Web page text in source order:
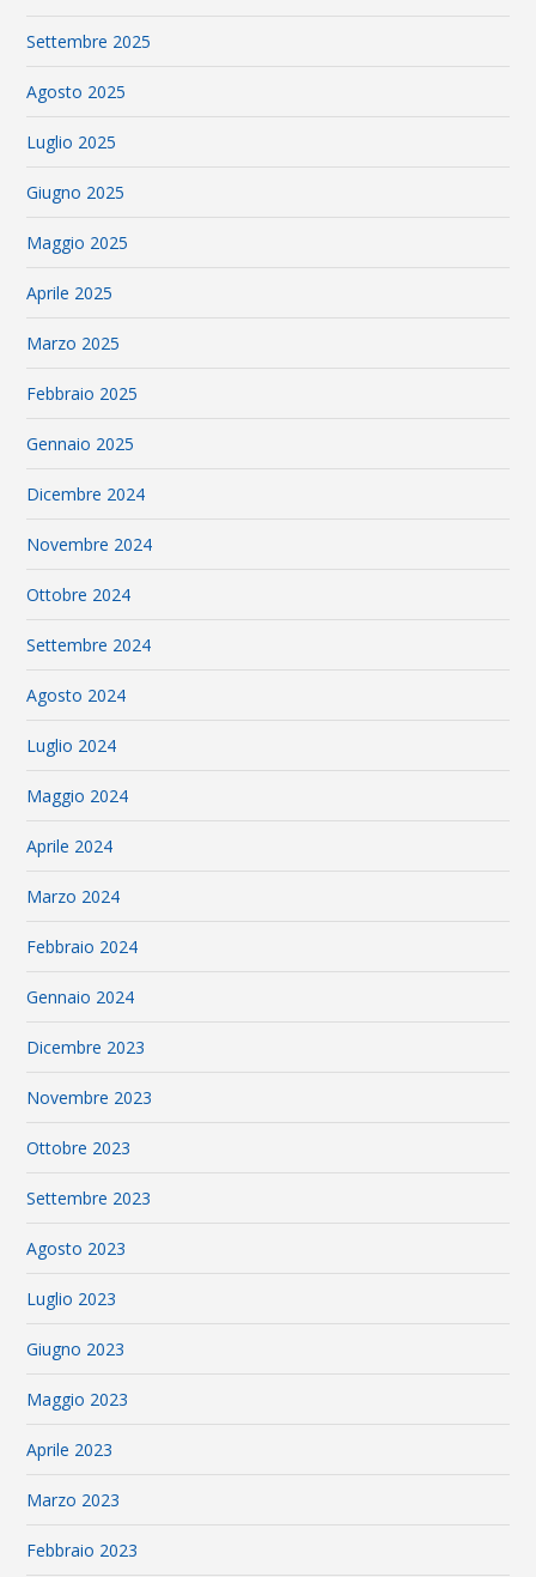
Settembre 2025
Agosto 2025
Luglio 2025
Giugno 2025
Maggio 2025
Aprile 2025
Marzo 2025
Febbraio 2025
Gennaio 2025
Dicembre 2024
Novembre 2024
Ottobre 2024
Settembre 2024
Agosto 2024
Luglio 2024
Maggio 2024
Aprile 2024
Marzo 2024
Febbraio 2024
Gennaio 2024
Dicembre 2023
Novembre 2023
Ottobre 2023
Settembre 2023
Agosto 2023
Luglio 2023
Giugno 2023
Maggio 2023
Aprile 2023
Marzo 2023
Febbraio 2023